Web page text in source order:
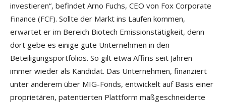
investieren“, befindet Arno Fuchs, CEO von Fox Corporate
Finance (FCF). Sollte der Markt ins Laufen kommen,
erwartet er im Bereich Biotech Emissionstätigkeit, denn
dort gebe es einige gute Unternehmen in den
Beteiligungsportfolios. So gilt etwa Affiris seit Jahren
immer wieder als Kandidat. Das Unternehmen, finanziert
unter anderem über MIG-Fonds, entwickelt auf Basis einer
proprietären, patentierten Plattform maßgeschneiderte